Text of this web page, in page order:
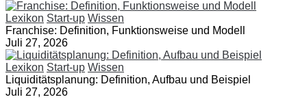
Lexikon Start-up Wissen
Franchise: Definition, Funktionsweise und Modell
Juli 27, 2026
Lexikon Start-up Wissen
Liquiditätsplanung: Definition, Aufbau und Beispiel
Juli 27, 2026